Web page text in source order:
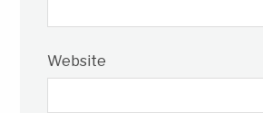
Website